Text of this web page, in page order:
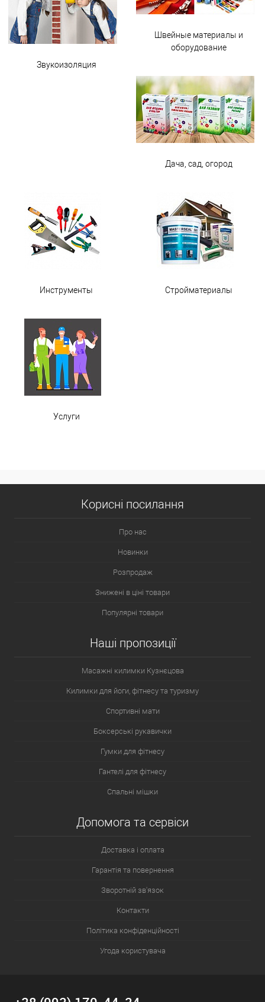
Звукоизоляция
Швейные материалы и
оборудование
Дача, сад, огород
Инструменты Стройматериалы
Услуги
Корисні посилання
Про нас
Новинки
Розпродаж
Знижені в ціні товари
Популярні товари
Наші пропозиції
Масажні килимки Кузнєцова
Килимки для йоги, фітнесу та туризму
Спортивні мати
Боксерські рукавички
Гумки для фітнесу
Гантелі для фітнесу
Спальні мішки
Допомога та сервіси
Доставка і оплата
Гарантія та повернення
Зворотній зв'язок
Контакти
Політика конфіденційності
Угода користувача